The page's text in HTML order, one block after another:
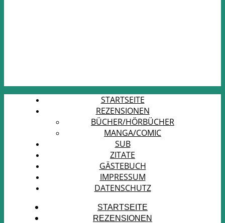
STARTSEITE
REZENSIONEN
BÜCHER/HÖRBÜCHER
MANGA/COMIC
SUB
ZITATE
GÄSTEBUCH
IMPRESSUM
DATENSCHUTZ
STARTSEITE
REZENSIONEN